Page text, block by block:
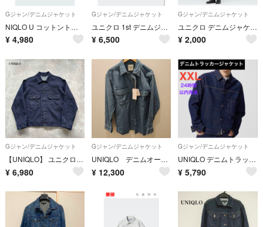
Gジャン/デニムジャケット
NIQLO U コットントラッカージャケット L ブラックデニムジャケット
¥ 4,980
Gジャン/デニムジャケット
ユニクロ 1st デニムジャケット XXL 68 BLUE
¥ 6,500
Gジャン/デニムジャケット
ユニクロ デニムジャケット
¥ 2,000
Gジャン/デニムジャケット
【UNIQLO】 ユニクロ セカンドモデル デニムジャケット ジージャン 濃紺
¥ 6,980
Gジャン/デニムジャケット
UNIQLO デニムオーバーサイズシャツ M
¥ 12,300
Gジャン/デニムジャケット
UNIQLO デニムトラッカージャケット XXL 新品未開封品①
¥ 5,790